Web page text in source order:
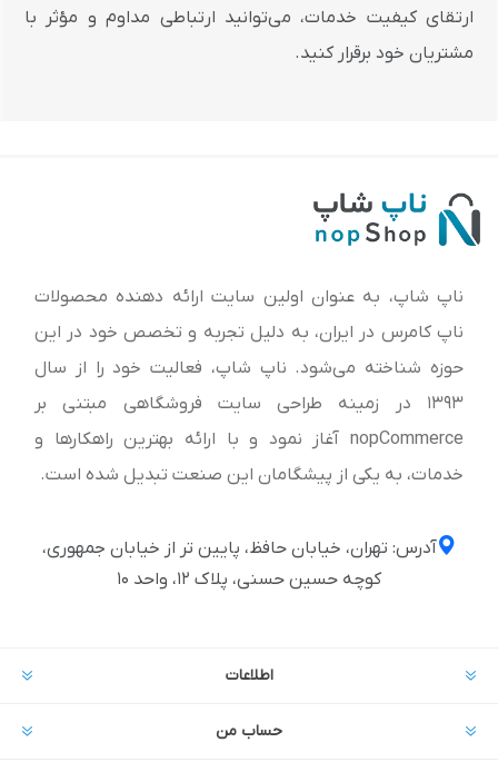
ارتقای کیفیت خدمات، می‌توانید ارتباطی مداوم و مؤثر با
مشتریان خود برقرار کنید.
ناپ شاپ، به عنوان اولین سایت ارائه‌ دهنده محصولات
ناپ کامرس در ایران، به دلیل تجربه و تخصص خود در این
حوزه شناخته می‌شود. ناپ شاپ، فعالیت خود را از سال
1393 در زمینه طراحی سایت فروشگاهی مبتنی بر
nopCommerce آغاز نمود و با ارائه بهترین راهکارها و
خدمات، به یکی از پیشگامان این صنعت تبدیل شده است.
آدرس: تهران، خیابان حافظ، پایین تر از خیابان جمهوری،
کوچه حسین حسنی، پلاک ۱۲، واحد ۱۰
اطلاعات
حساب من